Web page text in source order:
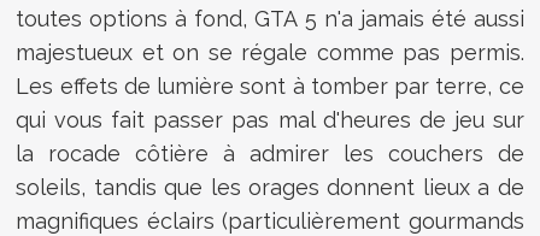
toutes options à fond, GTA 5 n'a jamais été aussi
majestueux et on se régale comme pas permis.
Les effets de lumière sont à tomber par terre, ce
qui vous fait passer pas mal d'heures de jeu sur
la rocade côtière à admirer les couchers de
soleils, tandis que les orages donnent lieux a de
magnifiques éclairs (particulièrement gourmands